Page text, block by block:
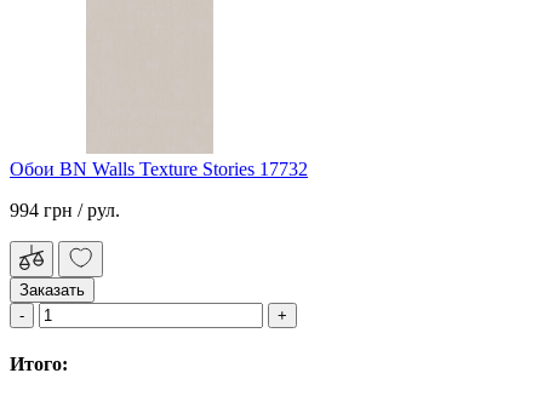
Обои BN Walls Texture Stories 17732
994 грн / рул.
Заказать
Итого: